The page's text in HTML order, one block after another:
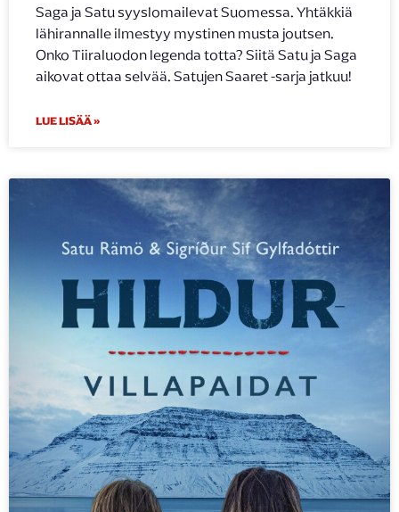
Saga ja Satu syyslomailevat Suomessa. Yhtäkkiä
lähirannalle ilmestyy mystinen musta joutsen.
Onko Tiiraluodon legenda totta? Siitä Satu ja Saga
aikovat ottaa selvää. Satujen Saaret -sarja jatkuu!
LUE LISÄÄ »